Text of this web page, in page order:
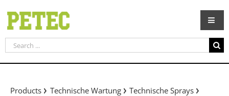
content
Search
for:
Products Technische Wartung
Technische Sprays